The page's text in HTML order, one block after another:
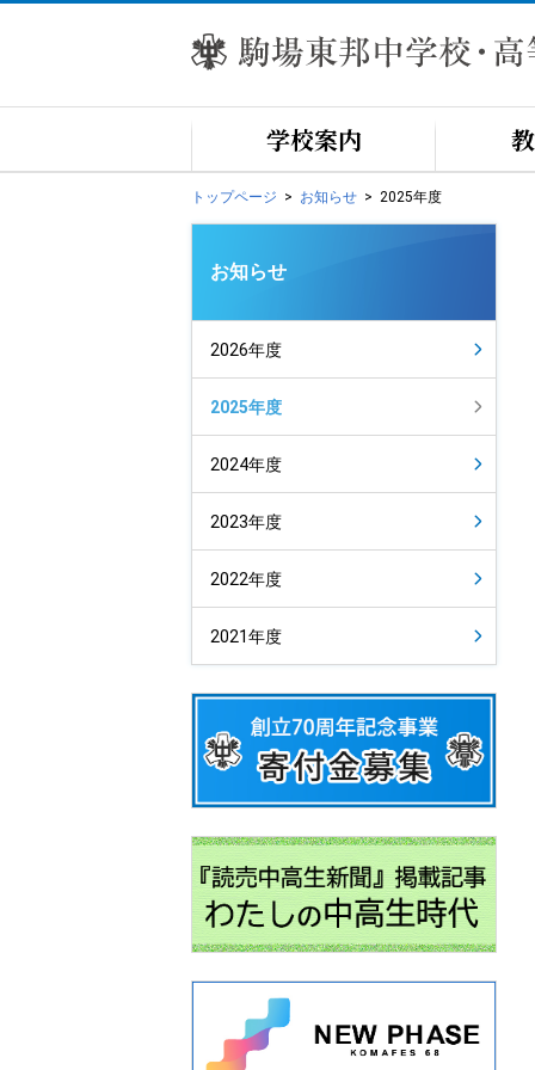
学校案内
トップページ お知らせ 2025年度
お知らせ
2026年度
2025年度
2024年度
2023年度
2022年度
2021年度